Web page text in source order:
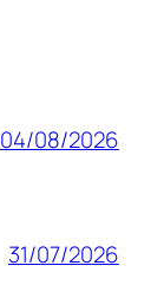
04/08/2026
31/07/2026